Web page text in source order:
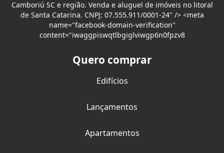
Camboriú SC e região. Venda e aluguel de imóveis no litoral
de Santa Catarina. CNPJ: 07.555.911/0001-24" /> <meta
name="facebook-domain-verification"
content="iwaggpiswqtlbgiglviwgp6n0fpzv8
Quero comprar
Edifícios
Lançamentos
Apartamentos